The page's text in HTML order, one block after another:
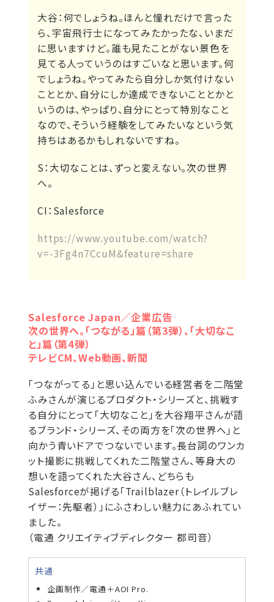
大谷： 何でしょうね。ほんと憧れだけで言った
ら、宇宙飛行士になってみたかったな、いまだ
に思いますけど。誰も見たことがない景色を
見てる人っていうのはすごいなと思います。何
でしょうね。やってみたら自分しか気付けない
こととか、自分にしか達成できないこととかと
いうのは、やっぱり、自分にとって特別なこと
なので、そういう経験をしてみたいなという気
持ちはあるかもしれないですね。
S： 大切なことは、ずっと変えない。次の世界
へ。
CI： Salesforce
https://www.youtube.com/watch?
v=-3Fg4n7CcuM&feature=share
Salesforce Japan／企業広告
次の世界へ。「つながる」篇（第3弾）、「大切なこ
と」篇（第4弾）
テレビCM、Web動画、新聞
「つながってる」と思い込んでいる経営者を二階堂
ふみさんが演じるプロダクト・シリーズと、挑戦す
る自分にとって「大切なこと」を大谷翔平さんが語
るブランド・シリーズ、その両方を「次の世界へ」と
向かう青いドアでつないでいます。長台詞のワンカ
ット撮影に挑戦してくれた二階堂さん、等身大の
想いを語ってくれた大谷さん、どちらも
Salesforceが掲げる「Trailblazer（トレイルブレ
イザー：先駆者）」にふさわしい魅力にあふれてい
ました。
（電通 クリエイティブディレクター 郡司音）
共通
企画制作／電通＋AOI Pro.